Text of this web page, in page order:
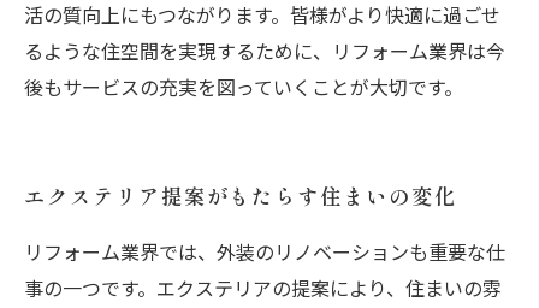
活の質向上にもつながります。皆様がより快適に過ごせ
るような住空間を実現するために、リフォーム業界は今
後もサービスの充実を図っていくことが大切です。
エクステリア提案がもたらす住まいの変化
リフォーム業界では、外装のリノベーションも重要な仕
事の一つです。エクステリアの提案により、住まいの雰